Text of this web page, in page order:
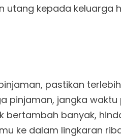
kepada keluarga
pastikan
pinjaman, jangka
bertambah banyak,
ke dalam lingkaran